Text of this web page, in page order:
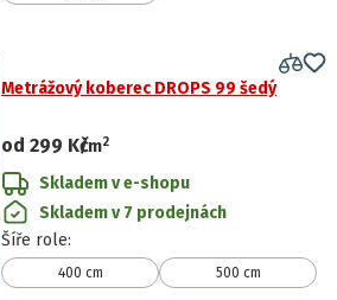
Metrážový koberec DROPS 99 šedý
od 299 Kč
/m2
Skladem v e-shopu
Skladem v 7 prodejnách
Šíře role:
400 cm 500 cm